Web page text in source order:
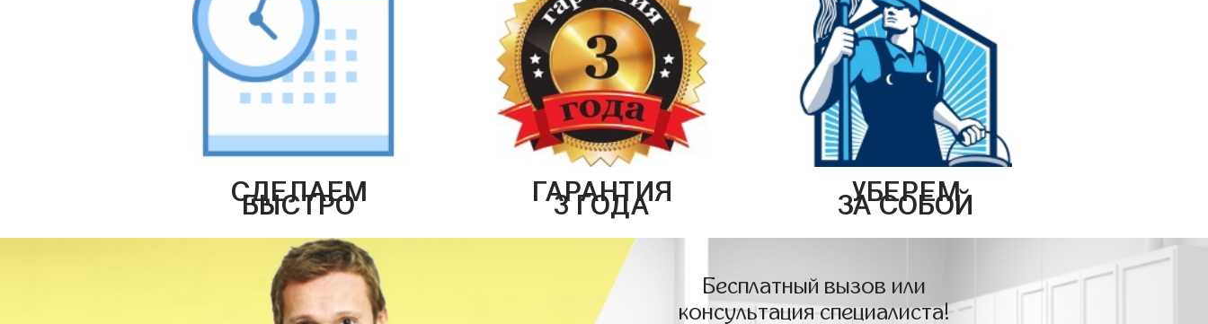
СДЕЛАЕМ
БЫСТРО ГАРАНТИЯ
3 ГОДА УБЕРЕМ
ЗА СОБОЙ
Бесплатный вызов или
консультация специалиста!